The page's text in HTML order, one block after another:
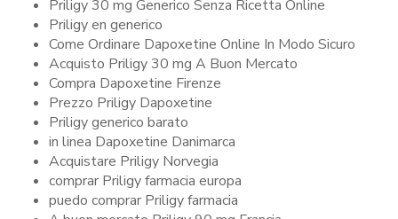
Priligy 30 mg Generico Senza Ricetta Online
Priligy en generico
Come Ordinare Dapoxetine Online In Modo Sicuro
Acquisto Priligy 30 mg A Buon Mercato
Compra Dapoxetine Firenze
Prezzo Priligy Dapoxetine
Priligy generico barato
in linea Dapoxetine Danimarca
Acquistare Priligy Norvegia
comprar Priligy farmacia europa
puedo comprar Priligy farmacia